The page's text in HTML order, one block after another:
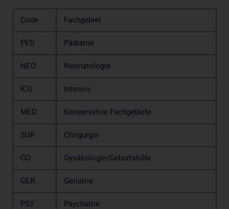
Code Fachgebiet
PED Pädiatrie
NEO Neonatologie
ICU Intensiv
MED Konservative Fachgebiete
SUR Chirgurgie
GO Gynäkologie/Geburtshilfe
GER Geriatrie
PSY Psychatrie